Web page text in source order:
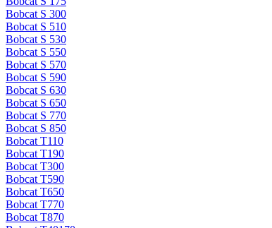
Bobcat S 300
Bobcat S 510
Bobcat S 530
Bobcat S 550
Bobcat S 570
Bobcat S 590
Bobcat S 630
Bobcat S 650
Bobcat S 770
Bobcat S 850
Bobcat T110
Bobcat T190
Bobcat T300
Bobcat T590
Bobcat T650
Bobcat T770
Bobcat T870